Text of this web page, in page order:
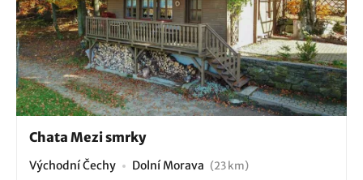
Chata Mezi smrky
Východní Čechy Dolní Morava (23 km)